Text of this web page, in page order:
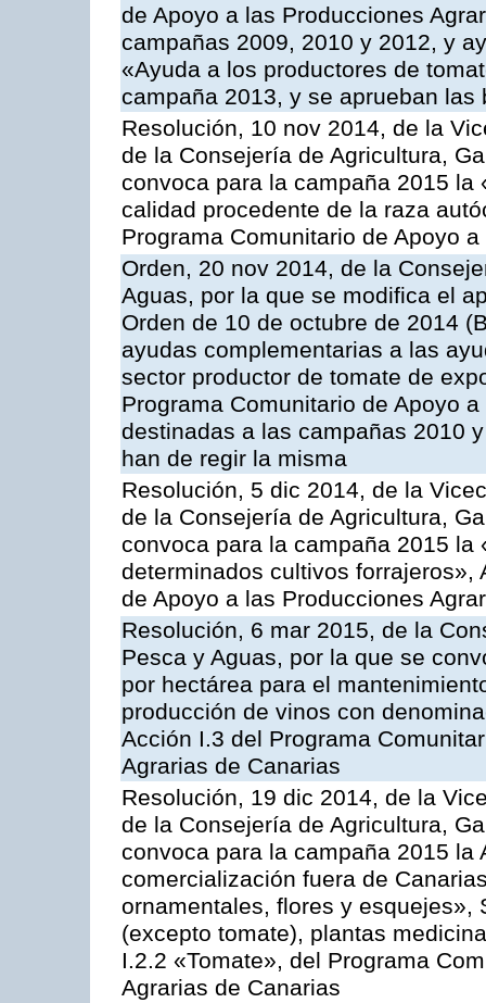
de Apoyo a las Producciones
campañas 2009, 2010 y 2012, y
«Ayuda a los productores de
campaña 2013, y se aprueban
Resolución, 10 nov 2014, de la
de la Consejería de Agricultura,
convoca para la campaña 2015
calidad procedente de la raza
Programa Comunitario de Apoyo
Orden, 20 nov 2014, de la
Aguas, por la que se modifica el
Orden de 10 de octubre de 2014
ayudas complementarias a las
sector productor de tomate de
Programa Comunitario de Apoyo
destinadas a las campañas 2010
han de regir la misma
Resolución, 5 dic 2014, de la
de la Consejería de Agricultura,
convoca para la campaña 2015 la
determinados cultivos forrajeros»,
de Apoyo a las Producciones
Resolución, 6 mar 2015, de la
Pesca y Aguas, por la que se
por hectárea para el
producción de vinos con
Acción I.3 del Programa
Agrarias de Canarias
Resolución, 19 dic 2014, de la
de la Consejería de Agricultura,
convoca para la campaña 2015 la
comercialización fuera de
ornamentales, flores y esquejes»,
(excepto tomate), plantas
I.2.2 «Tomate», del Programa
Agrarias de Canarias